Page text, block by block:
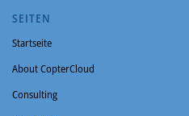
SEITEN
Startseite
About CopterCloud
Consulting